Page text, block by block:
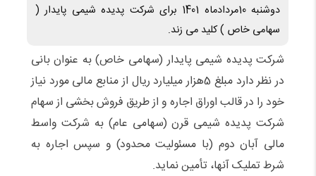
دوشنبه 10مردادماه 1401 برای شرکت پدیده شیمی پایدار (
سهامی خاص ) کلید می زند.
شرکت پدیده شیمی پایدار (سهامی خاص) به عنوان بانی
در نظر دارد مبلغ 5هزار میلیارد ریال از منابع مالی مورد نیاز
خود را در قالب اوراق اجاره و از طریق فروش بخشی از سهام
شرکت پدیده شیمی قرن (سهامی عام) به شرکت واسط
مالی آبان دوم (با مسئولیت محدود) و سپس اجاره به
شرط تملیک آنها، تأمین نماید.